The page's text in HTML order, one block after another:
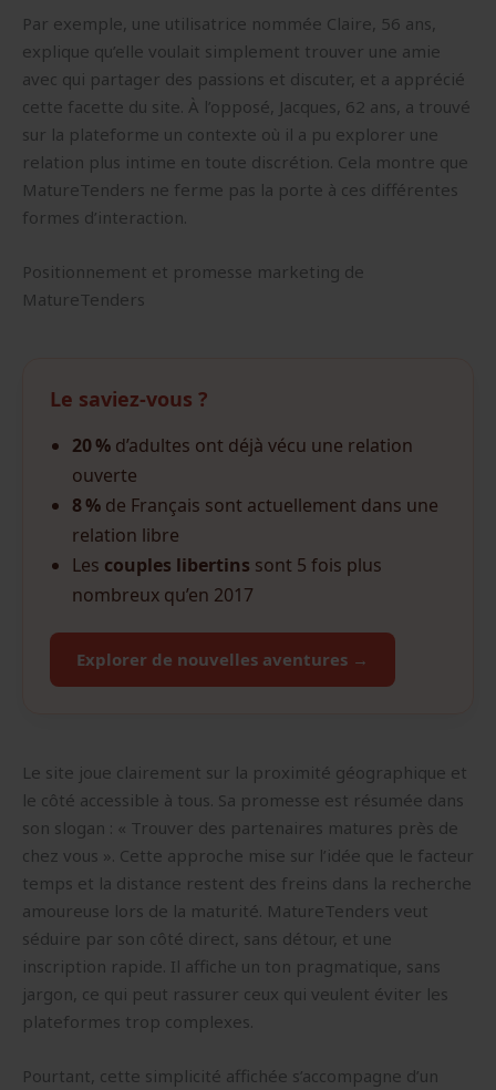
Par exemple, une utilisatrice nommée Claire, 56 ans,
explique qu’elle voulait simplement trouver une amie
avec qui partager des passions et discuter, et a apprécié
cette facette du site. À l’opposé, Jacques, 62 ans, a trouvé
sur la plateforme un contexte où il a pu explorer une
relation plus intime en toute discrétion. Cela montre que
MatureTenders ne ferme pas la porte à ces différentes
formes d’interaction.
Positionnement et promesse marketing de
MatureTenders
Le saviez-vous ?
20 % d’adultes ont déjà vécu une relation
ouverte
8 % de Français sont actuellement dans une
relation libre
Les couples libertins sont 5 fois plus
nombreux qu’en 2017
Explorer de nouvelles aventures →
Le site joue clairement sur la proximité géographique et
le côté accessible à tous. Sa promesse est résumée dans
son slogan : « Trouver des partenaires matures près de
chez vous ». Cette approche mise sur l’idée que le facteur
temps et la distance restent des freins dans la recherche
amoureuse lors de la maturité. MatureTenders veut
séduire par son côté direct, sans détour, et une
inscription rapide. Il affiche un ton pragmatique, sans
jargon, ce qui peut rassurer ceux qui veulent éviter les
plateformes trop complexes.
Pourtant, cette simplicité affichée s’accompagne d’un